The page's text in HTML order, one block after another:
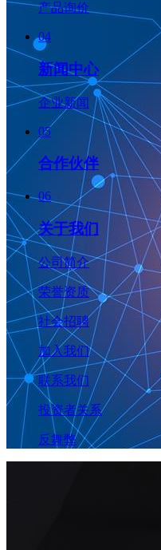
产品询价
04
新闻中心
企业新闻
05
合作伙伴
06
关于我们
公司简介
荣誉资质
社会招聘
加入我们
联系我们
投资者关系
反舞弊